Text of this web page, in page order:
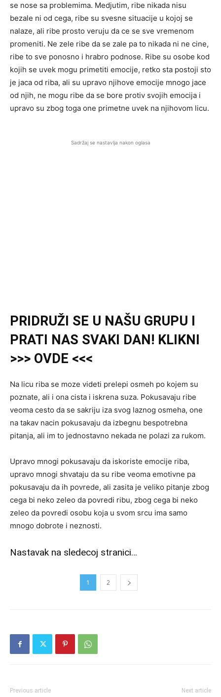
se nose sa problemima. Medjutim, ribe nikada nisu
bezale ni od cega, ribe su svesne situacije u kojoj se
nalaze, ali ribe prosto veruju da ce se sve vremenom
promeniti. Ne zele ribe da se zale pa to nikada ni ne cine,
ribe to sve ponosno i hrabro podnose. Ribe su osobe kod
kojih se uvek mogu primetiti emocije, retko sta postoji sto
je jaca od riba, ali su upravo njihove emocije mnogo jace
od njih, ne mogu ribe da se bore protiv svojih emocija i
upravo su zbog toga one primetne uvek na njihovom licu.
Sadržaj se nastavlja nakon oglasa
PRIDRUŽI SE U NAŠU GRUPU I
PRATI NAS SVAKI DAN! KLIKNI
>>> OVDE <<<
Na licu riba se moze videti prelepi osmeh po kojem su
poznate, ali i ona cista i iskrena suza. Pokusavaju ribe
veoma cesto da se sakriju iza svog laznog osmeha, one
na takav nacin pokusavaju da izbegnu bespotrebna
pitanja, ali im to jednostavno nekada ne polazi za rukom.
Upravo mnogi pokusavaju da iskoriste emocije riba,
upravo mnogi shvataju da su ribe veoma emotivne pa
pokusavaju da ih povrede, ali zasita je veliko pitanje zbog
cega bi neko zeleo da povredi ribu, zbog cega bi neko
zeleo da povredi osobu koja u svom srcu ima samo
mnogo dobrote i neznosti.
Nastavak na sledecoj stranici…
1 2
Previous article Next article